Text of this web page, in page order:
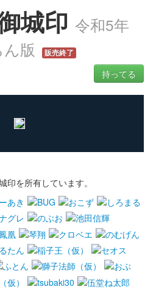
城印 令和5年
版
販売終了
持ってる
を所有しています。